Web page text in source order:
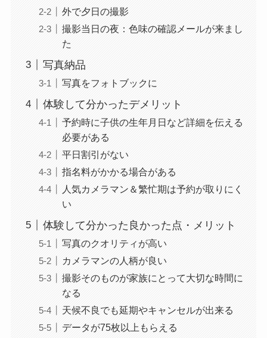
外で夕日の撮影
撮影当日の夜：色味の確認メールが来まし
た
写真納品
写真をフォトブックに
体験して分かったデメリット
予約時に子供の生年月日など詳細を伝える
必要がある
平日割引がない
指名料がかかる場合がある
人気カメラマン＆繁忙期は予約が取りにく
い
体験して分かった良かった点・メリット
写真のクオリティが高い
カメラマンの人柄が良い
撮影そのものが家族にとって大切な時間に
なる
天候不良でも延期やキャンセルが出来る
データが75枚以上もらえる